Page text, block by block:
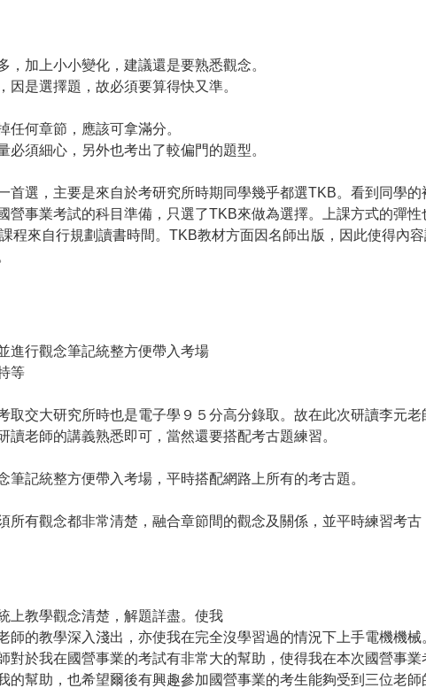
加上小小變化，建議還是要熟悉觀念。
是選擇題，故必須要算得快又準。
何章節，應該可拿滿分。
須細心，另外也考出了較偏門的題型。
首選，主要是來自於考研究所時期同學幾乎都選TKB。看到同學的
營事業考試的科目準備，只選了TKB來做為選擇。上課方式的彈性
程來自行規劃讀書時間。TKB教材方面因名師出版，因此使得內
進行觀念筆記統整方便帶入考場
等
取交大研究所時也是電子學９５分高分錄取。故在此次研讀李元老
老師的講義熟悉即可，當然還要搭配考古題練習。
記統整方便帶入考場，平時搭配網路上所有的考古題。
所有觀念都非常清楚，融合章節間的觀念及關係，並平時練習考古
上教學觀念清楚，解題詳盡。使我
的教學深入淺出，亦使我在完全沒學習過的情況下上手電機機械
對於我在國營事業的考試有非常大的幫助，使得我在本次國營事業
的幫助，也希望爾後有興趣參加國營事業的考生能夠受到三位老師